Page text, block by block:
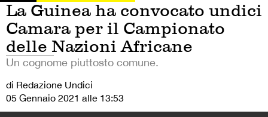
La Guinea ha convocato undici
Camara per il Campionato
delle Nazioni Africane
Un cognome piuttosto comune.
di Redazione Undici
05 Gennaio 2021 alle 13:53